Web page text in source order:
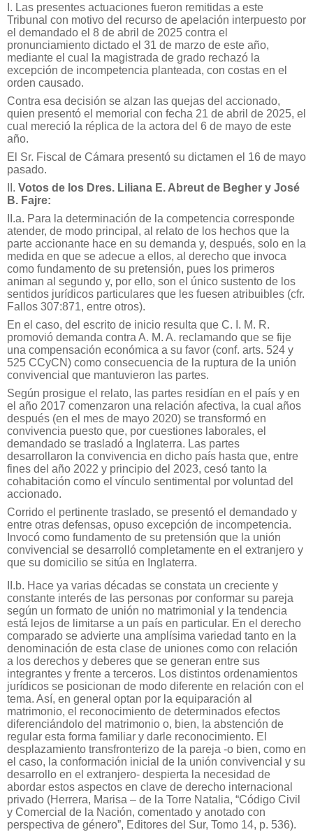
I. Las presentes actuaciones fueron remitidas a este
Tribunal con motivo del recurso de apelación interpuesto por
el demandado el 8 de abril de 2025 contra el
pronunciamiento dictado el 31 de marzo de este año,
mediante el cual la magistrada de grado rechazó la
excepción de incompetencia planteada, con costas en el
orden causado.
Contra esa decisión se alzan las quejas del accionado,
quien presentó el memorial con fecha 21 de abril de 2025, el
cual mereció la réplica de la actora del 6 de mayo de este
año.
El Sr. Fiscal de Cámara presentó su dictamen el 16 de mayo
pasado.
II. Votos de los Dres. Liliana E. Abreut de Begher y José
B. Fajre:
II.a. Para la determinación de la competencia corresponde
atender, de modo principal, al relato de los hechos que la
parte accionante hace en su demanda y, después, solo en la
medida en que se adecue a ellos, al derecho que invoca
como fundamento de su pretensión, pues los primeros
animan al segundo y, por ello, son el único sustento de los
sentidos jurídicos particulares que les fuesen atribuibles (cfr.
Fallos 307:871, entre otros).
En el caso, del escrito de inicio resulta que C. I. M. R.
promovió demanda contra A. M. A. reclamando que se fije
una compensación económica a su favor (conf. arts. 524 y
525 CCyCN) como consecuencia de la ruptura de la unión
convivencial que mantuvieron las partes.
Según prosigue el relato, las partes residían en el país y en
el año 2017 comenzaron una relación afectiva, la cual años
después (en el mes de mayo 2020) se transformó en
convivencia puesto que, por cuestiones laborales, el
demandado se trasladó a Inglaterra. Las partes
desarrollaron la convivencia en dicho país hasta que, entre
fines del año 2022 y principio del 2023, cesó tanto la
cohabitación como el vínculo sentimental por voluntad del
accionado.
Corrido el pertinente traslado, se presentó el demandado y
entre otras defensas, opuso excepción de incompetencia.
Invocó como fundamento de su pretensión que la unión
convivencial se desarrolló completamente en el extranjero y
que su domicilio se sitúa en Inglaterra.
II.b. Hace ya varias décadas se constata un creciente y
constante interés de las personas por conformar su pareja
según un formato de unión no matrimonial y la tendencia
está lejos de limitarse a un país en particular. En el derecho
comparado se advierte una amplísima variedad tanto en la
denominación de esta clase de uniones como con relación
a los derechos y deberes que se generan entre sus
integrantes y frente a terceros. Los distintos ordenamientos
jurídicos se posicionan de modo diferente en relación con el
tema. Así, en general optan por la equiparación al
matrimonio, el reconocimiento de determinados efectos
diferenciándolo del matrimonio o, bien, la abstención de
regular esta forma familiar y darle reconocimiento. El
desplazamiento transfronterizo de la pareja -o bien, como en
el caso, la conformación inicial de la unión convivencial y su
desarrollo en el extranjero- despierta la necesidad de
abordar estos aspectos en clave de derecho internacional
privado (Herrera, Marisa – de la Torre Natalia, “Código Civil
y Comercial de la Nación, comentado y anotado con
perspectiva de género”, Editores del Sur, Tomo 14, p. 536).